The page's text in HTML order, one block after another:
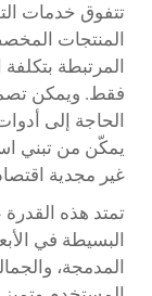
تتفوق خدمات
المنتجات
المرتبطة
فقط. ويمكن
الحاجة إلى
يمكّن من تبني
غير مجدية
تمتد هذه
البسيطة في
المدمجة،